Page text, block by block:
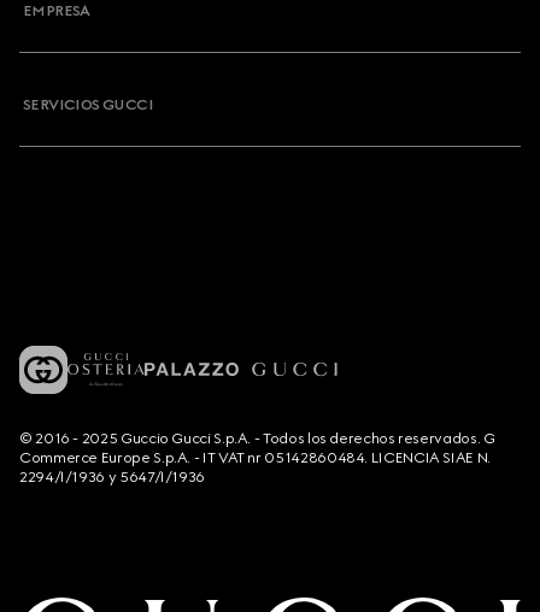
EMPRESA
SERVICIOS GUCCI
© 2016 - 2025 Guccio Gucci S.p.A. - Todos los derechos reservados. G
Commerce Europe S.p.A. - IT VAT nr 05142860484. LICENCIA SIAE N.
2294/I/1936 y 5647/I/1936